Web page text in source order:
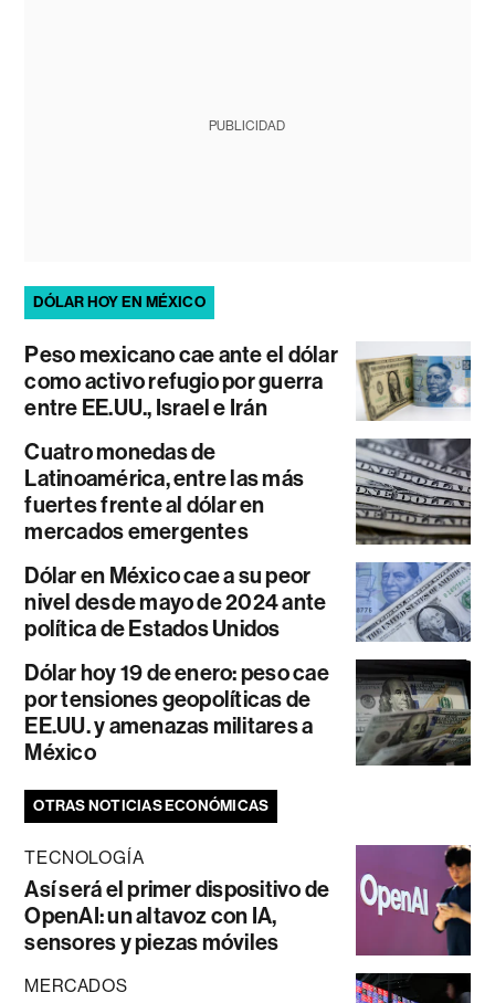
PUBLICIDAD
DÓLAR HOY EN MÉXICO
Peso mexicano cae ante el dólar
como activo refugio por guerra
entre EE.UU., Israel e Irán
Cuatro monedas de
Latinoamérica, entre las más
fuertes frente al dólar en
mercados emergentes
Dólar en México cae a su peor
nivel desde mayo de 2024 ante
política de Estados Unidos
Dólar hoy 19 de enero: peso cae
por tensiones geopolíticas de
EE.UU. y amenazas militares a
México
OTRAS NOTICIAS ECONÓMICAS
TECNOLOGÍA
Así será el primer dispositivo de
OpenAI: un altavoz con IA,
sensores y piezas móviles
MERCADOS